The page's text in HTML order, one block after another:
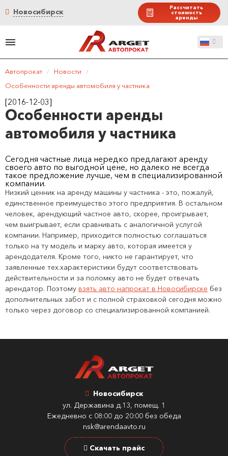
Новосибирск Рассчитать
стоимость
аренды
Автопрокат / Новости
/
Особенности аренды автомобиля у частника
[2016-12-03]
Особенности аренды
автомобиля у частника
Сегодня частные лица нередко предлагают аренду
своего авто по выгодной цене, но далеко не всегда
такое предложение лучше, чем в специализированной
компании.
Низкий ценник на аренду машины у частника - это, пожалуй,
единственное преимущество этого предприятия. В остальном
человек, арендующий частное авто, скорее, проигрывает,
чем выигрывает, если сравнивать с аналогичной услугой
компании. Например, приходится полностью соглашаться
только на ту модель и марку авто, которая имеется у
арендодателя. Кроме того, никто не гарантирует, что
заявленные тех.характеристики будут соответствовать
действительности и за поломку авто не будет отвечать
арендатор. Поэтому взять авто напрокат в Новосибирске без
дополнительных забот и с полной страховкой сегодня можно
только через договор со специализированной компанией.
Новосибирск
ул. Державина д.13, помещ. 1
Ежедневно с 08:00 до 20:00 без обеда
nsk@arendaavto.ru
Скачать прайс